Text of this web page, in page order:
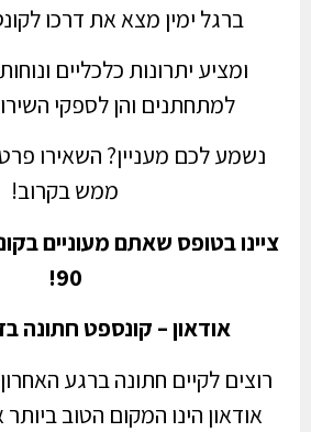
ברגל ימין מצא את דרכו
ומציע יתרונות כלכליים
למתחתנים והן לספקי
נשמע לכם מעניין? השאירו
ממש בקרוב!
ציינו בטופס שאתם מעוניים
90!
אודאון – קונספט חתונה
רוצים לקיים חתונה ברגע
אודאון הינו המקום הטוב ביותר